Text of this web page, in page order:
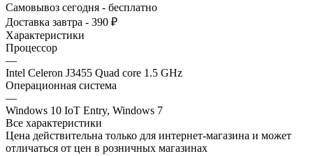
Самовывоз сегодня - бесплатно
Доставка завтра - 390 ₽
Характеристики
Процессор
—
Intel Celeron J3455 Quad core 1.5 GHz
Операционная система
—
Windows 10 IoT Entry, Windows 7
Все характеристики
Цена действительна только для интернет-магазина и может
отличаться от цен в розничных магазинах